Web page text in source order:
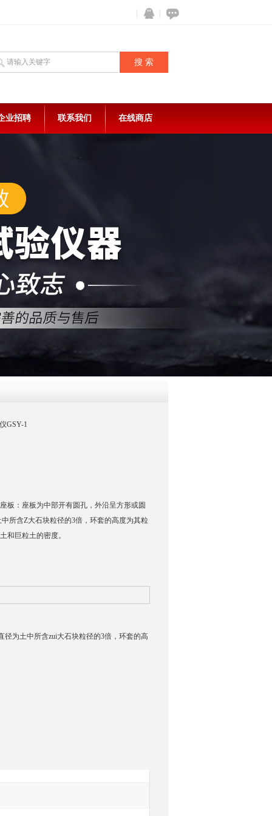
在线咨
QQ
业招聘 联系我们 在线商店
GSY-1
板：座板为中部开有圆孔，外沿呈方形或圆
所含Z大石块粒径的3倍，环套的高度为其粒
和巨粒土的密度。
为土中所含zui大石块粒径的3倍，环套的高